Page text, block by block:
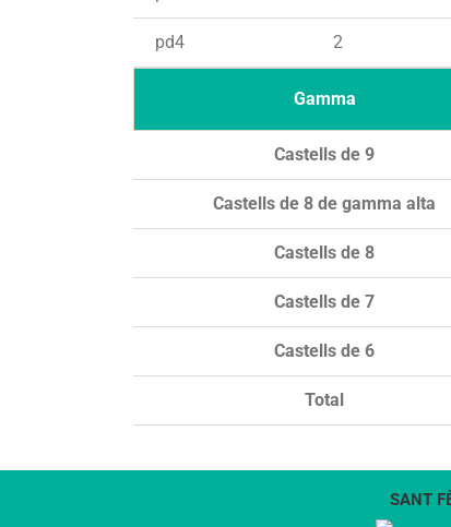
pd4 2
Gamma
Total
Castells de 9
Castells de 8 de gamma alta
Castells de 8
Castells de 7
Castells de 6
SANT